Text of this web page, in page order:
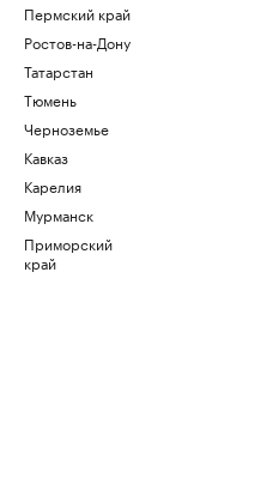
Пермский край
Ростов-на-Дону
Татарстан
Тюмень
Черноземье
Кавказ
Карелия
Мурманск
Приморский
край